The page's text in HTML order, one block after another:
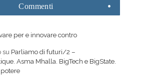
Commenti
per e innovare contro
su Parliamo di futuri/2 –
Asma Mhalla. BigTech e BigState.